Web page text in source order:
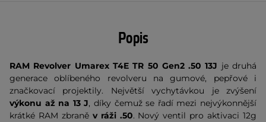
Popis
RAM Revolver Umarex T4E TR 50 Gen2 .50 13J je druhá
generace oblíbeného revolveru na gumové, pepřové i
značkovací projektily. Největší vychytávkou je zvýšení
výkonu až na 13 J, díky čemuž se řadí mezi nejvýkonnější
krátké RAM zbraněv ráži .50. Nový ventil pro aktivaci 12g